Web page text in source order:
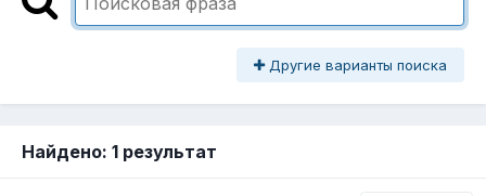
Другие варианты поиска
Найдено: 1 результат